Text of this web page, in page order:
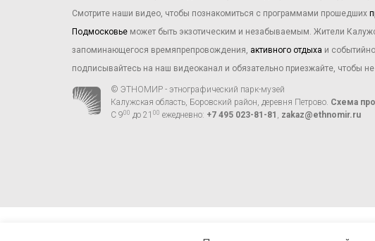
Смотрите наши видео, чтобы познакомиться с программами прошедших
Подмосковье может быть экзотическим и незабываемым. Жители
запоминающегося времяпрепровождения, активного отдыха и
подписывайтесь на наш видеоканал и обязательно приезжайте, чтобы
© ЭТНОМИР - этнографический парк-музей
Калужская область, Боровский район, деревня Петрово. Схема
С 900 до 21 00 ежедневно: +7 495 023-81-81 , zakaz@ethnomir.ru